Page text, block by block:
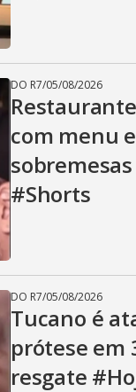
DO R7/05/08/2026
com menu
#Shorts
DO R7/05/08/2026
Tucano é
prótese em
resgate